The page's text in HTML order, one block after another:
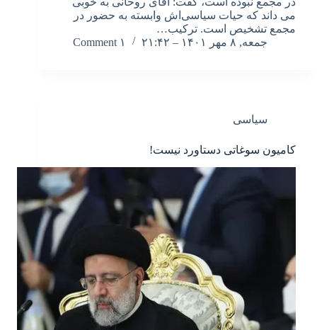
می داند که حیات سیاسی‌اش وابسته به حضور در
مجمع تشخیص است. ترکیب…
جمعه, ۸ مهر ۱۴۰۱ – ۲۱:۴۲
۱ Comment
سیاسی
کامیون سوغاتی دستاورد نیست!